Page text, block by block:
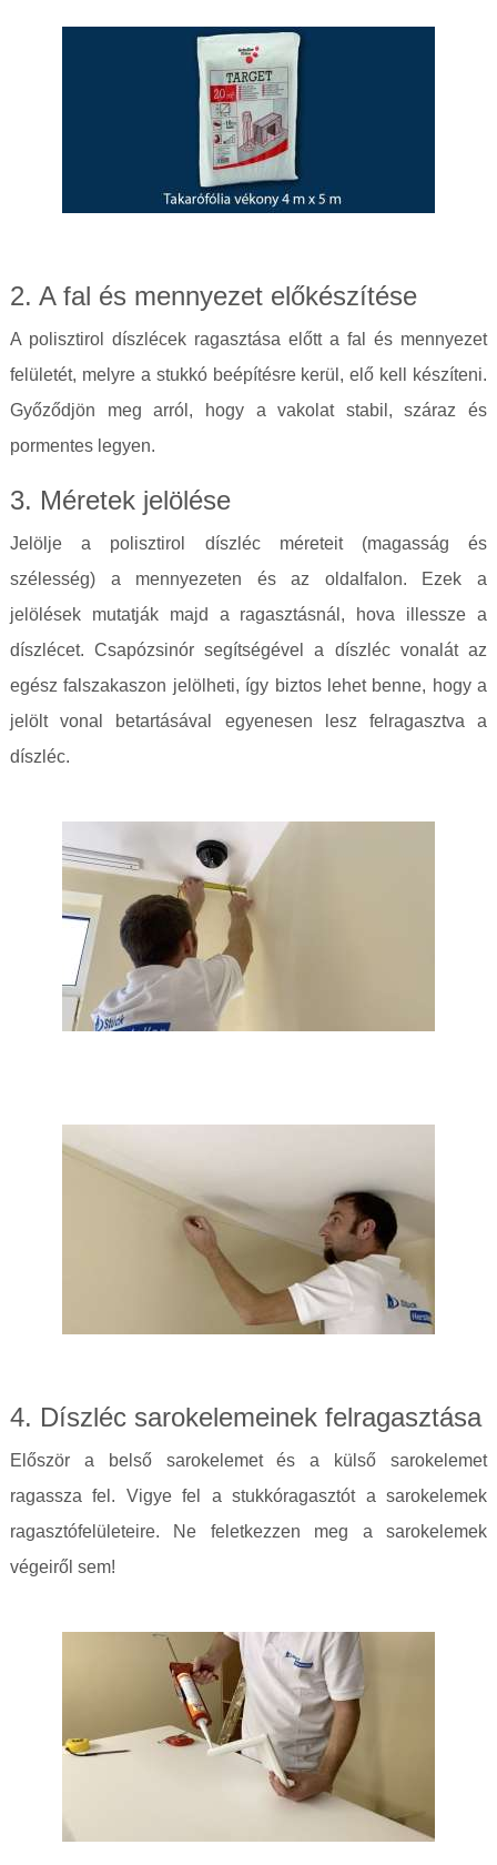
2. A fal és mennyezet előkészítése
A polisztirol díszlécek ragasztása előtt a fal és mennyezet
felületét, melyre a stukkó beépítésre kerül, elő kell készíteni.
Győződjön meg arról, hogy a vakolat stabil, száraz és
pormentes legyen.
3. Méretek jelölése
Jelölje a polisztirol díszléc méreteit (magasság és
szélesség) a mennyezeten és az oldalfalon. Ezek a
jelölések mutatják majd a ragasztásnál, hova illessze a
díszlécet. Csapózsinór segítségével a díszléc vonalát az
egész falszakaszon jelölheti, így biztos lehet benne, hogy a
jelölt vonal betartásával egyenesen lesz felragasztva a
díszléc.
4. Díszléc sarokelemeinek felragasztása
Először a belső sarokelemet és a külső sarokelemet
ragassza fel. Vigye fel a stukkóragasztót a sarokelemek
ragasztófelületeire. Ne feletkezzen meg a sarokelemek
végeiről sem!